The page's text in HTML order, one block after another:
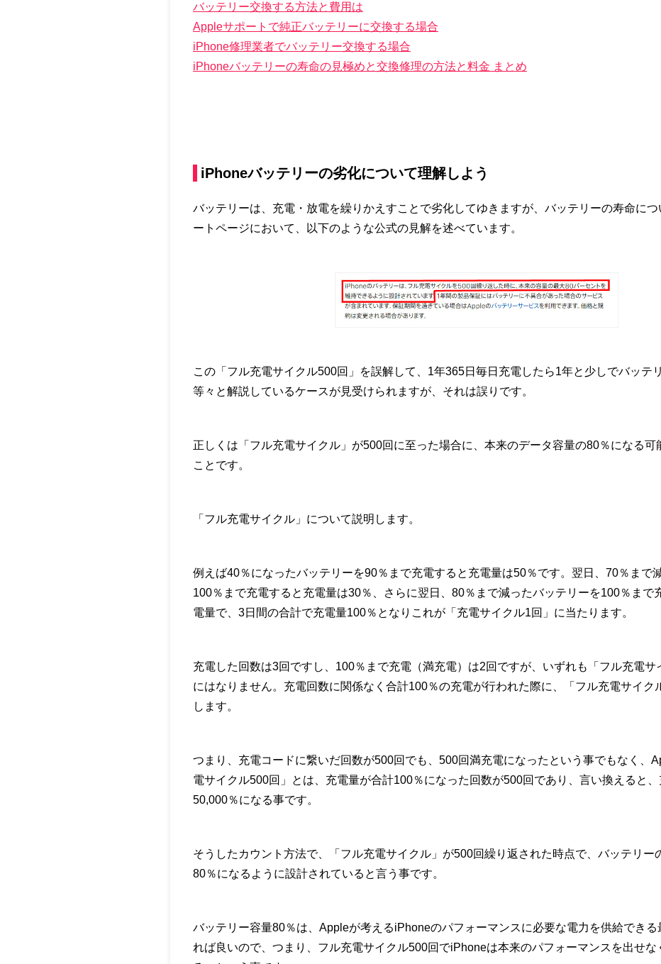
バッテリー交換する方法と費用は
Appleサポートで純正バッテリーに交換する場合
iPhone修理業者でバッテリー交換する場合
iPhoneバッテリーの寿命の見極めと交換修理の方法と料金 まとめ
iPhoneバッテリーの劣化について理解しよう
バッテリーは、充電・放電を繰りかえすことで劣化してゆきますが、バッテリーの寿命に
ートページにおいて、以下のような公式の見解を述べています。
この「フル充電サイクル500回」を誤解して、1年365日毎日充電したら1年と少しでバッテ
等々と解説しているケースが見受けられますが、それは誤りです。
正しくは「フル充電サイクル」が500回に至った場合に、本来のデータ容量の80％になる
ことです。
「フル充電サイクル」について説明します。
例えば40％になったバッテリーを90％まで充電すると充電量は50％です。翌日、70％まで
100％まで充電すると充電量は30％、さらに翌日、80％まで減ったバッテリーを100％まで
電量で、3日間の合計で充電量100％となりこれが「充電サイクル1回」に当たります。
充電した回数は3回ですし、100％まで充電（満充電）は2回ですが、いずれも「フル充電サ
にはなりません。充電回数に関係なく合計100％の充電が行われた際に、「フル充電サイク
します。
つまり、充電コードに繋いだ回数が500回でも、500回満充電になったという事でもなく、
電サイクル500回」とは、充電量が合計100％になった回数が500回であり、言い換えると
50,000％になる事です。
そうしたカウント方法で、「フル充電サイクル」が500回繰り返された時点で、バッテリー
80％になるように設計されていると言う事です。
バッテリー容量80％は、Appleが考えるiPhoneのパフォーマンスに必要な電力を供給できる
れば良いので、つまり、フル充電サイクル500回でiPhoneは本来のパフォーマンスを出せな